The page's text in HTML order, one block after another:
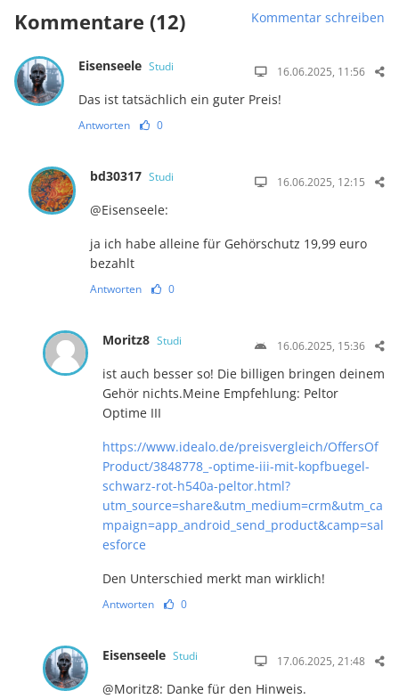
Kommentare (12) Kommentar schreiben
Eisenseele Studi 16.06.2025, 11:56
Das ist tatsächlich ein guter Preis!
Antworten 0
bd30317 Studi 16.06.2025, 12:15
@Eisenseele:
ja ich habe alleine für Gehörschutz 19,99 euro
bezahlt
Antworten 0
Moritz8 Studi 16.06.2025, 15:36
ist auch besser so! Die billigen bringen deinem
Gehör nichts.Meine Empfehlung: Peltor
Optime III
https://www.idealo.de/preisvergleich/OffersOf
Product/3848778_-optime-iii-mit-kopfbuegel-
schwarz-rot-h540a-peltor.html?
utm_source=share&utm_medium=crm&utm_ca
mpaign=app_android_send_product&camp=sal
esforce
Den Unterschied merkt man wirklich!
Antworten 0
Eisenseele Studi 17.06.2025, 21:48
@Moritz8: Danke für den Hinweis.